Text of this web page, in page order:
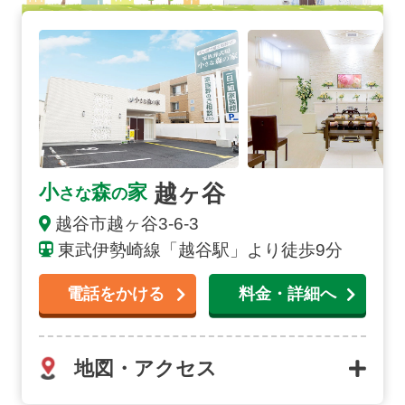
小さな森の家 越ヶ谷
越谷市越ヶ谷3-6-3
東武伊勢崎線「越谷駅」より徒歩9分
電話をかける 料金・詳細へ
地図・アクセス